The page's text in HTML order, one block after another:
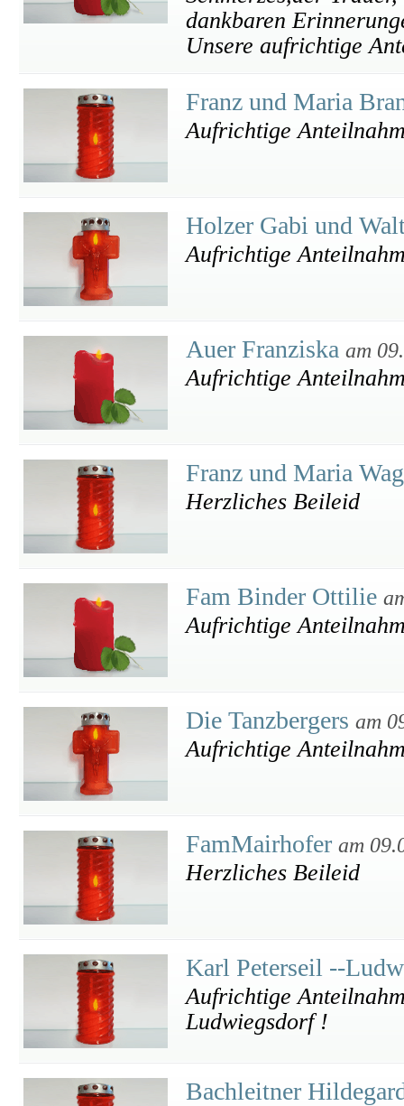
dankbaren
Unsere aufrichtige
Franz und Maria
Aufrichtige
Holzer Gabi und
Aufrichtige
Auer Franziska am
Aufrichtige
Franz und Maria
Herzliches Beileid
Fam Binder Ottilie
Aufrichtige
Die Tanzbergers am
Aufrichtige
FamMairhofer am
Herzliches Beileid
Karl Peterseil --
Aufrichtige
Ludwiegsdorf !
Bachleitner